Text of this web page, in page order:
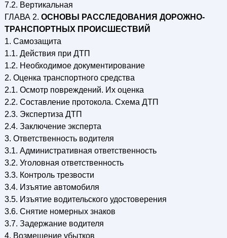
7.2. Вертикальная
ГЛАВА 2. ОСНОВЫ РАССЛЕДОВАНИЯ ДОРОЖНО-
ТРАНСПОРТНЫХ ПРОИСШЕСТВИЙ
1. Самозащита
1.1. Действия при ДТП
1.2. Необходимое документирование
2. Оценка транспортного средства
2.1. Осмотр повреждений. Их оценка
2.2. Составление протокола. Схема ДТП
2.3. Экспертиза ДТП
2.4. Заключение эксперта
3. Ответственность водителя
3.1. Административная ответственность
3.2. Уголовная ответственность
3.3. Контроль трезвости
3.4. Изъятие автомобиля
3.5. Изъятие водительского удостоверения
3.6. Снятие номерных знаков
3.7. Задержание водителя
4. Возмещение убытков